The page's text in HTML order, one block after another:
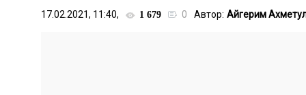
17.02.2021, 11:40, 1 679 0 Автор: Айгерим